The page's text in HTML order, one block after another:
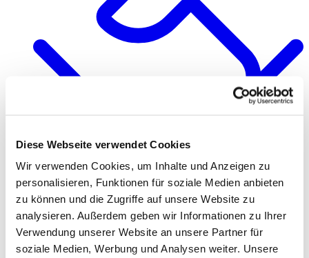
Diese Webseite verwendet Cookies
Wir verwenden Cookies, um Inhalte und Anzeigen zu
personalisieren, Funktionen für soziale Medien anbieten
zu können und die Zugriffe auf unsere Website zu
analysieren. Außerdem geben wir Informationen zu Ihrer
Verwendung unserer Website an unsere Partner für
soziale Medien, Werbung und Analysen weiter. Unsere
Quality & Responsibility